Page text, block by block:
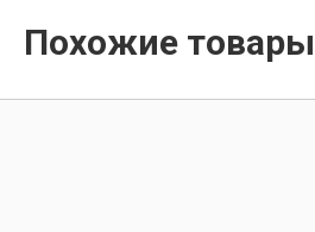
Похожие товары